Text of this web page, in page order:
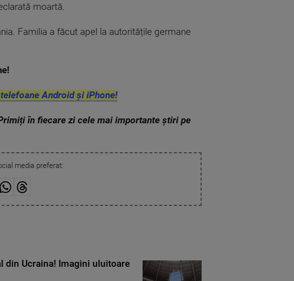
moartă.
Familia a făcut apel la autoritățile germane
Android și iPhone!
în fiecare zi cele mai importante știri pe
media preferat:
din Ucraina! Imagini uluitoare